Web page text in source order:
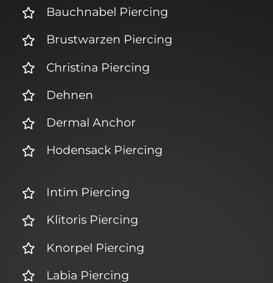
Bauchnabel Piercing
Brustwarzen Piercing
Christina Piercing
Dehnen
Dermal Anchor
Hodensack Piercing
Intim Piercing
Klitoris Piercing
Knorpel Piercing
Labia Piercing